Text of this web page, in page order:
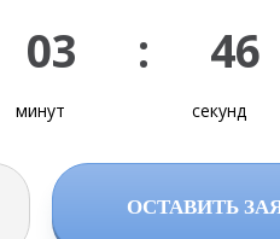
: 45
ОСТАВИТЬ
секунд
минут